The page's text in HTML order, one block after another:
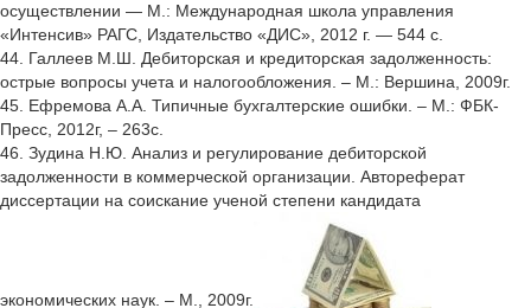
осуществлении — М.: Международная школа управления
«Интенсив» РАГС, Издательство «ДИС», 2012 г. — 544 с.
44. Галлеев М.Ш. Дебиторская и кредиторская задолженность:
острые вопросы учета и налогообложения. – М.: Вершина, 2009г.
45. Ефремова А.А. Типичные бухгалтерские ошибки. – М.: ФБК-
Пресс, 2012г, – 263с.
46. Зудина Н.Ю. Анализ и регулирование дебиторской
задолженности в коммерческой организации. Автореферат
диссертации на соискание ученой степени кандидата
экономических наук. – М., 2009г.